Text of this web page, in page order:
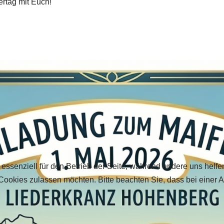
mit Euch!
für den Betrieb der Seite, während andere uns
zulassen möchten. Bitte beachten Sie, dass bei